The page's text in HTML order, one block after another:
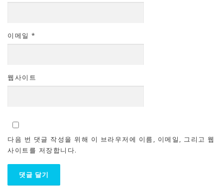
이메일 *
웹사이트
다음 번 댓글 작성을 위해 이 브라우저에 이름, 이메일, 그리고 웹
사이트를 저장합니다.